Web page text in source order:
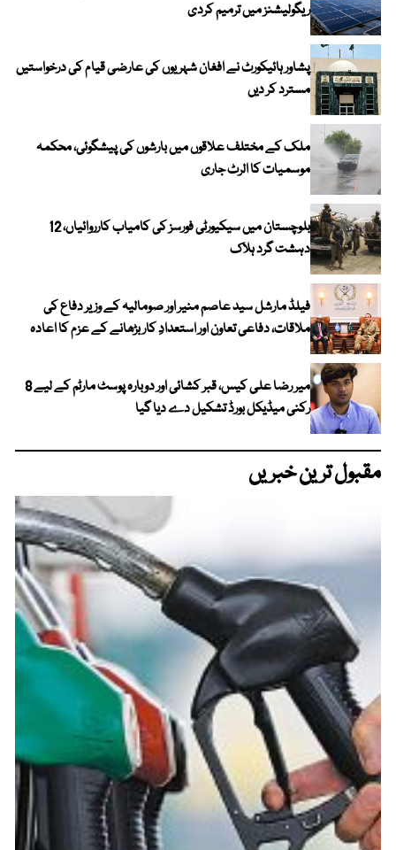
ریگولیشنز میں ترمیم کردی
پشاور ہائیکورٹ نے افغان شہریوں کی عارضی قیام کی درخواستیں
مسترد کر دیں
ملک کے مختلف علاقوں میں بارشوں کی پیشگوئی، محکمہ
موسمیات کا الرٹ جاری
بلوچستان میں سیکیورٹی فورسز کی کامیاب کارروائیاں، 12
دہشت گرد ہلاک
فیلڈ مارشل سید عاصم منیر اور صومالیہ کے وزیر دفاع کی
ملاقات، دفاعی تعاون اور استعدادِ کار بڑھانے کے عزم کا اعادہ
میر رضا علی کیس، قبر کشائی اور دوبارہ پوسٹ مارٹم کے لیے 8
رکنی میڈیکل بورڈ تشکیل دے دیا گیا
مقبول ترین خبریں